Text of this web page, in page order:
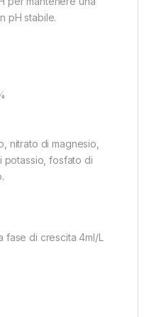
pH stabile.
nitrato di magnesio,
potassio, fosfato di
fase di crescita 4ml/L